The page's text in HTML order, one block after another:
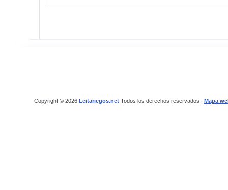
Copyright © 2026 Leitariegos.netTodos los derechos reservados | Mapa